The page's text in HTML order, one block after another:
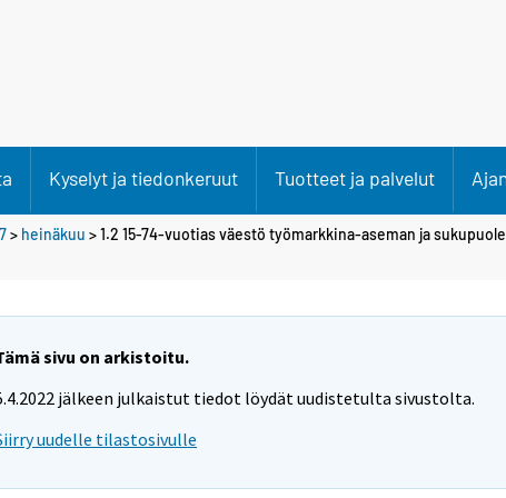
Kyselyt ja tiedonkeruut Tuotteet ja palvelut
> heinäkuu > 1.2 15-74-vuotias väestö työmarkkina-aseman ja
sivu on arkistoitu.
jälkeen julkaistut tiedot löydät uudistetulta sivustolta.
uudelle tilastosivulle